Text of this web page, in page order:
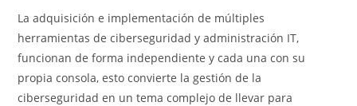
La adquisición e implementación de múltiples
herramientas de ciberseguridad y administración IT,
funcionan de forma independiente y cada una con su
propia consola, esto convierte la gestión de la
ciberseguridad en un tema complejo de llevar para